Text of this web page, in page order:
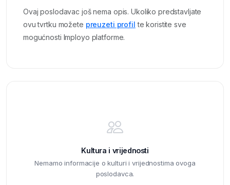
Ovaj poslodavac još nema opis. Ukoliko predstavljate
ovu tvrtku možete preuzeti profil te koristite sve
mogućnosti Imployo platforme.
Kultura i vrijednosti
Nemamo informacije o kulturi i vrijednostima ovoga
poslodavca.